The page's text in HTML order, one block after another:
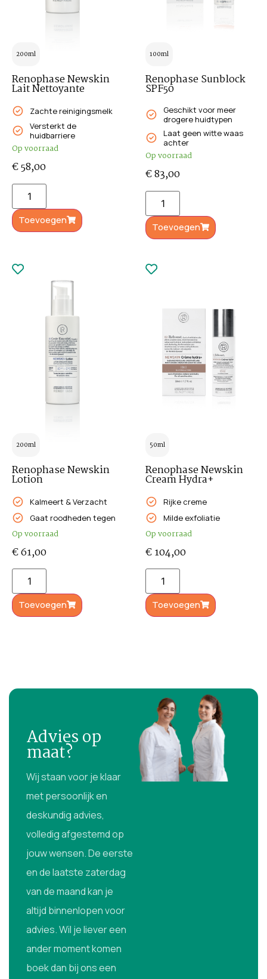
200ml
Renophase Newskin
Lait Nettoyante
Zachte reinigingsmelk
Versterkt de
huidbarriere
Op voorraad
€58,00
Toevoegen
100ml
Renophase Sunblock
SPF50
Geschikt voor meer
drogere huidtypen
Laat geen witte waas
achter
Op voorraad
€83,00
Toevoegen
200ml
Renophase Newskin
Lotion
Kalmeert & Verzacht
Gaat roodheden tegen
Op voorraad
€61,00
Toevoegen
50ml
Renophase Newskin
Cream Hydra+
Rijke creme
Milde exfoliatie
Op voorraad
€104,00
Toevoegen
Advies op
maat?
Wij staan voor je klaar
met persoonlijk en
deskundig advies,
volledig afgestemd op
jouw wensen. De eerste
en de laatste zaterdag
van de maand kan je
altijd binnenlopen voor
advies. Wil je liever een
ander moment komen
boek dan bij ons een